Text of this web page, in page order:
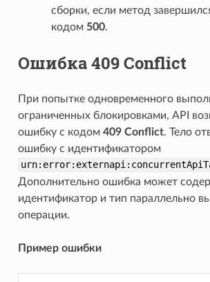
сборки, если метод
кодом 500.
Ошибка 409 Conflict
При попытке одновременного
ограниченных блокировками, API
ошибку с кодом 409 Conflict. Тело
ошибку с идентификатором
Дополнительно ошибка может
идентификатор и тип параллельно
операции.
Пример ошибки